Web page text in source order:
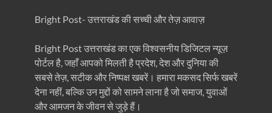
Bright Post- उत्तराखंड की सच्ची और तेज़ आवाज़
Bright Post उत्तराखंड का एक विश्वसनीय डिजिटल न्यूज़
पोर्टल है, जहाँ आपको मिलती है प्रदेश, देश और दुनिया की
सबसे तेज़, सटीक और निष्पक्ष खबरें। हमारा मकसद सिर्फ खबरें
देना नहीं, बल्कि उन मुद्दों को सामने लाना है जो समाज, युवाओं
और आमजन के जीवन से जुड़े हैं।